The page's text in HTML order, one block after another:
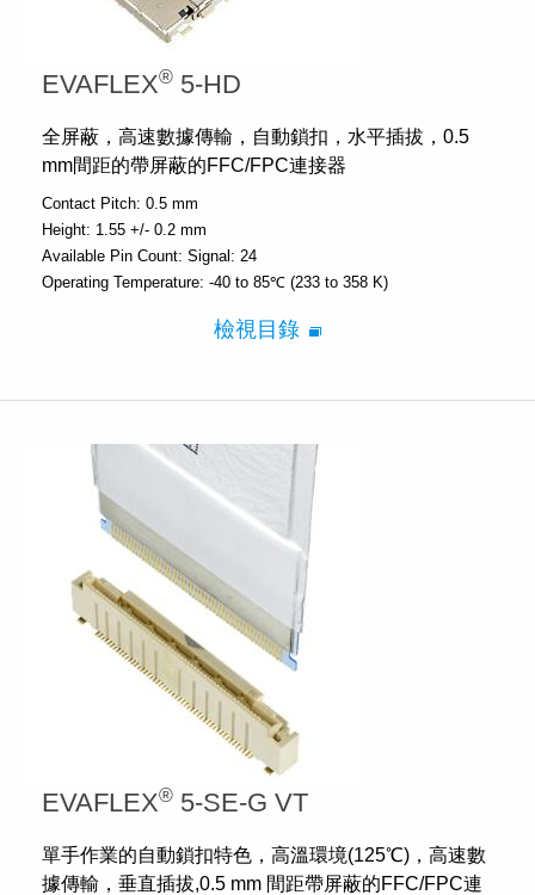
EVAFLEX® 5-HD
全屏蔽，高速數據傳輸，自動鎖扣，水平插拔，0.5
mm間距的帶屏蔽的FFC/FPC連接器
Contact Pitch: 0.5 mm
Height: 1.55 +/- 0.2 mm
Available Pin Count: Signal: 24
Operating Temperature: -40 to 85℃ (233 to 358 K)
檢視目錄
EVAFLEX® 5-SE-G VT
單手作業的自動鎖扣特色，高溫環境(125℃)，高速數
據傳輸，垂直插拔,0.5 mm 間距帶屏蔽的FFC/FPC連